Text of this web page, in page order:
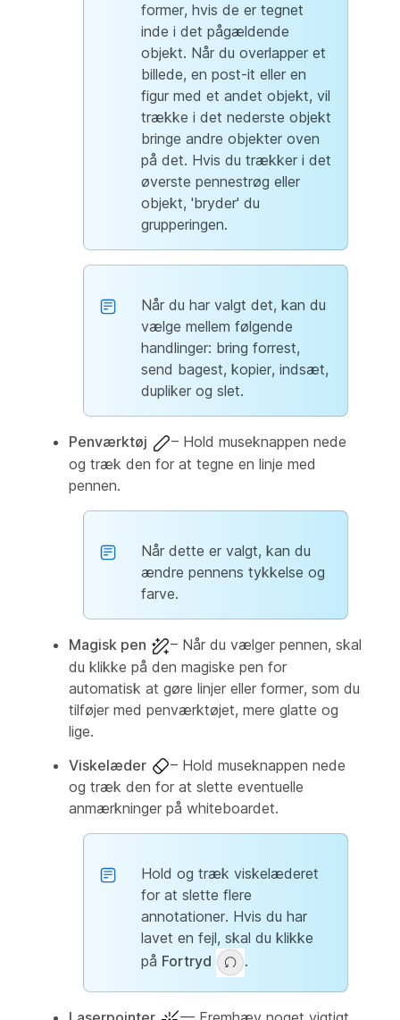
former, hvis de er tegnet
inde i det pågældende
objekt. Når du overlapper et
billede, en post-it eller en
figur med et andet objekt, vil
trække i det nederste objekt
bringe andre objekter oven
på det. Hvis du trækker i det
øverste pennestrøg eller
objekt, 'bryder' du
grupperingen.
Når du har valgt det, kan du
vælge mellem følgende
handlinger: bring forrest,
send bagest, kopier, indsæt,
dupliker og slet.
Penværktøj
– Hold museknappen nede
og træk den for at tegne en linje med
pennen.
Når dette er valgt, kan du
ændre pennens tykkelse og
farve.
Magisk pen
– Når du vælger pennen, skal
du klikke på den magiske pen for
automatisk at gøre linjer eller former, som du
tilføjer med penværktøjet, mere glatte og
lige.
Viskelæder
– Hold museknappen nede
og træk den for at slette eventuelle
anmærkninger på whiteboardet.
Hold og træk viskelæderet
for at slette flere
annotationer. Hvis du har
lavet en fejl, skal du klikke
på Fortryd .